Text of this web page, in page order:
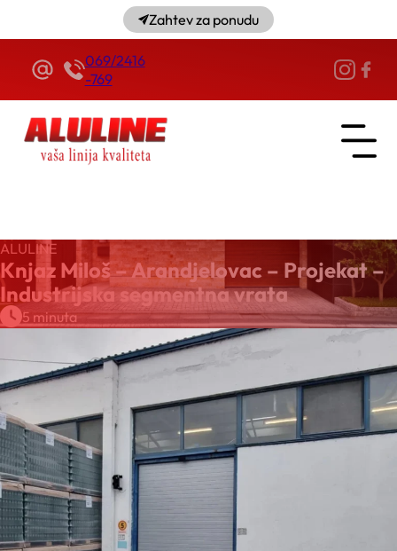
Zahtev za ponudu
069/2416
-769
Knjaz Miloš – Arandjelovac – Projekat –
Industrijska segmentna vrata
ALULINE
5 minuta